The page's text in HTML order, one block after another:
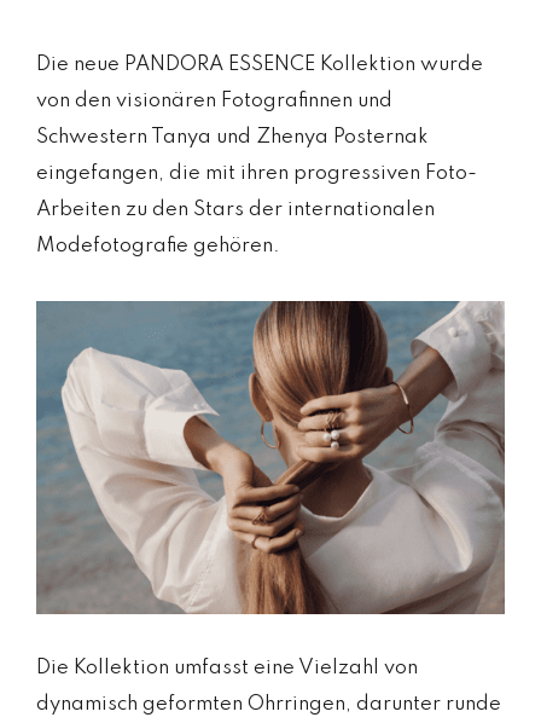
Die neue PANDORA ESSENCE Kollektion wurde
von den visionären Fotografinnen und
Schwestern Tanya und Zhenya Posternak
eingefangen, die mit ihren progressiven Foto-
Arbeiten zu den Stars der internationalen
Modefotografie gehören.
Die Kollektion umfasst eine Vielzahl von
dynamisch geformten Ohrringen, darunter runde